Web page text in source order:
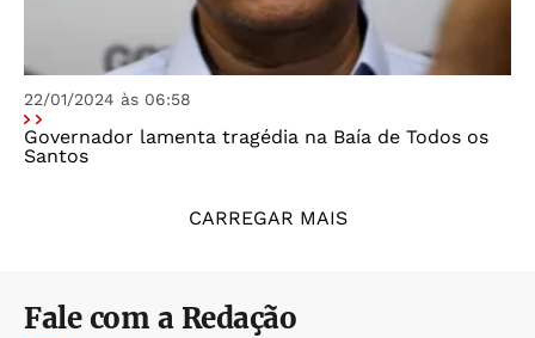
22/01/2024 às 06:58
Governador lamenta tragédia na Baía de Todos os
Santos
CARREGAR MAIS
Fale com a Redação